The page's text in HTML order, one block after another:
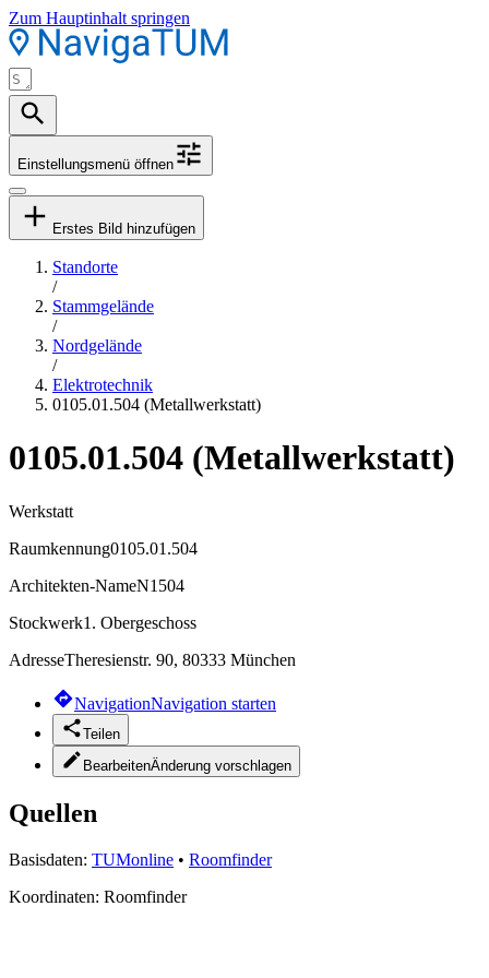
Zum Hauptinhalt springen
Einstellungsmenü öffnen
Erstes Bild hinzufügen
Standorte
/
Stammgelände
/
Nordgelände
/
Elektrotechnik
0105.01.504 (Metallwerkstatt)
0105.01.504 (Metallwerkstatt)
Werkstatt
Raumkennung0105.01.504
Architekten-NameN1504
Stockwerk1. Obergeschoss
AdresseTheresienstr. 90, 80333 München
NavigationNavigation starten
Teilen
BearbeitenÄnderung vorschlagen
Quellen
Basisdaten: TUMonline • Roomfinder
Koordinaten: Roomfinder